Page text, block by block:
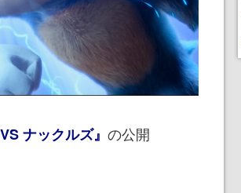
ナックルズ』 の公開